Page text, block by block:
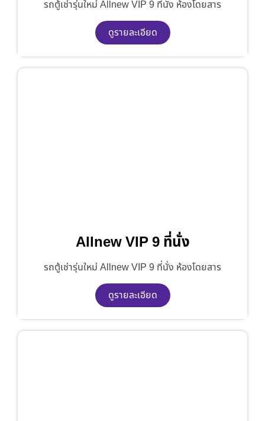
รถตู้เช่ารุ่นใหม่ Allnew VIP 9 ที่นั่ง ห้องโดยสาร
ดูรายละเอียด
Allnew VIP 9 ที่นั่ง
รถตู้เช่ารุ่นใหม่ Allnew VIP 9 ที่นั่ง ห้องโดยสาร
ดูรายละเอียด